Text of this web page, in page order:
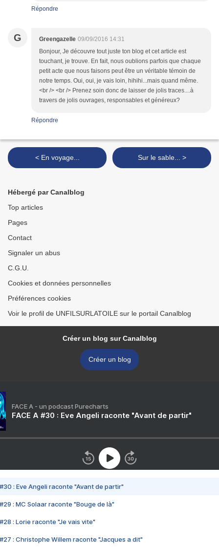
Répondre
G Greengazelle 09/09/2016 14:31
Bonjour, Je découvre tout juste ton blog et cet article est
touchant, je trouve. En fait, nous oublions parfois que chaque
petit acte que nous faisons peut être un véritable témoin de
notre temps. Oui, oui, je vais loin, hihihi...mais quand même.
<br /> <br /> Prenez soin donc de laisser de jolis traces....à
travers de jolis ouvrages, responsables et généreux?
Répondre
< En voyage... Sur le sable... >
Hébergé par Canalblog
Top articles
Pages
Contact
Signaler un abus
C.G.U.
Cookies et données personnelles
Préférences cookies
Voir le profil de UNFILSURLATOILE sur le portail Canalblog
Créer un blog sur Canalblog
Créer un blog
FACE A - un podcast Purecharts
FACE A #30 : Eve Angeli raconte "Avant de partir"
#30 : Eve Angeli raconte "Avant de partir"
#29 : MC Solaar raconte "Bouge de là"
#28 : Lorie raconte "Je vais vite"
#27 : Christophe Willem raconte "Jacques a dit"